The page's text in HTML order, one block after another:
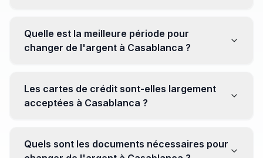
établissements réputés pour éviter les surprises.
Quelle est la meilleure période pour
changer de l'argent à Casablanca ?
soyez attentif aux fluctuations pour maximiser la valeur
de vos devises.
Les cartes de crédit sont-elles largement
acceptées à Casablanca ?
Cependant, avoir un peu de monnaie locale peut être
Quels sont les documents nécessaires pour